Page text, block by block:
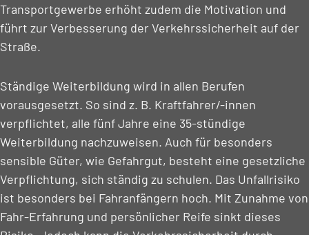
Transportgewerbe erhöht zudem die Motivation und
führt zur Verbesserung der Verkehrssicherheit auf der
Straße.
Ständige Weiterbildung wird in allen Berufen
vorausgesetzt. So sind z. B. Kraftfahrer/-innen
verpflichtet, alle fünf Jahre eine 35-stündige
Weiterbildung nachzuweisen. Auch für besonders
sensible Güter, wie Gefahrgut, besteht eine gesetzliche
Verpflichtung, sich ständig zu schulen. Das Unfallrisiko
ist besonders bei Fahranfängern hoch. Mit Zunahme von
Fahr-Erfahrung und persönlicher Reife sinkt dieses